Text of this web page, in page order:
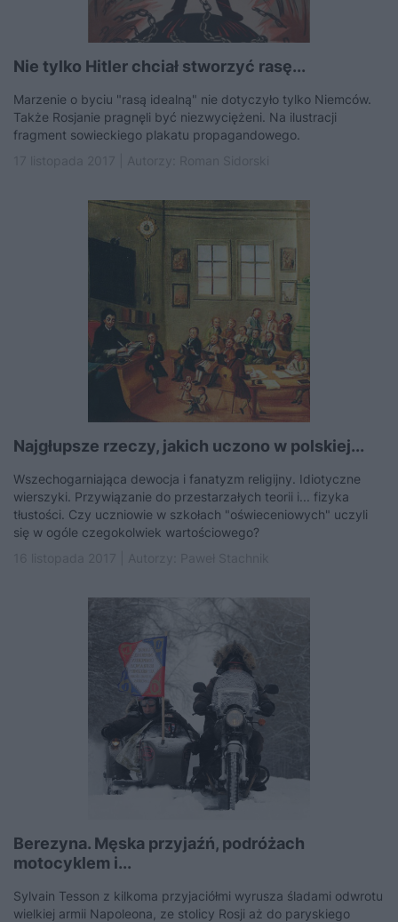
Nie tylko Hitler chciał stworzyć rasę...
Marzenie o byciu "rasą idealną" nie dotyczyło tylko Niemców.
Także Rosjanie pragnęli być niezwyciężeni. Na ilustracji
fragment sowieckiego plakatu propagandowego.
Najgłupsze rzeczy, jakich uczono w polskiej...
Wszechogarniająca dewocja i fanatyzm religijny. Idiotyczne
wierszyki. Przywiązanie do przestarzałych teorii i... fizyka
tłustości. Czy uczniowie w szkołach "oświeceniowych" uczyli
się w ogóle czegokolwiek wartościowego?
Berezyna. Męska przyjaźń, podróżach
motocyklem i...
Sylvain Tesson z kilkoma przyjaciółmi wyrusza śladami odwrotu
wielkiej armii Napoleona, ze stolicy Rosji aż do paryskiego